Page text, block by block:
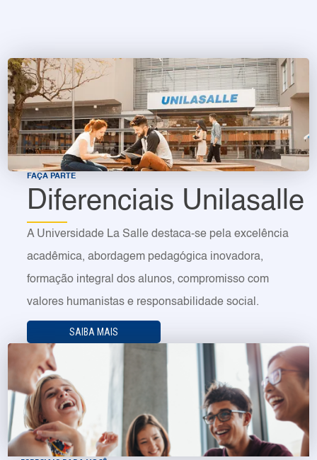
FAÇA PARTE
Diferenciais Unilasalle
A Universidade La Salle destaca-se pela excelência
acadêmica, abordagem pedagógica inovadora,
formação integral dos alunos, compromisso com
valores humanistas e responsabilidade social.
SAIBA MAIS